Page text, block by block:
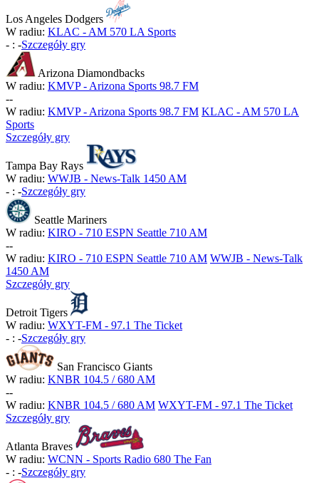
Los Angeles Dodgers
W radiu: KLAC - AM 570 LA Sports
- : -Szczegóły gry
Arizona Diamondbacks
W radiu: KMVP - Arizona Sports 98.7 FM
--
W radiu: KMVP - Arizona Sports 98.7 FM KLAC - AM 570 LA
Sports
Szczegóły gry
Tampa Bay Rays
W radiu: WWJB - News-Talk 1450 AM
- : -Szczegóły gry
Seattle Mariners
W radiu: KIRO - 710 ESPN Seattle 710 AM
--
W radiu: KIRO - 710 ESPN Seattle 710 AM WWJB - News-Talk
1450 AM
Szczegóły gry
Detroit Tigers
W radiu: WXYT-FM - 97.1 The Ticket
- : -Szczegóły gry
San Francisco Giants
W radiu: KNBR 104.5 / 680 AM
--
W radiu: KNBR 104.5 / 680 AM WXYT-FM - 97.1 The Ticket
Szczegóły gry
Atlanta Braves
W radiu: WCNN - Sports Radio 680 The Fan
- : -Szczegóły gry